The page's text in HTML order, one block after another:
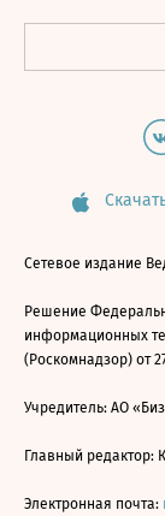
Сетевое издание
Решение
информационных
(Роскомнадзор) от
Учредитель: АО
Главный редактор:
Электронная почта: